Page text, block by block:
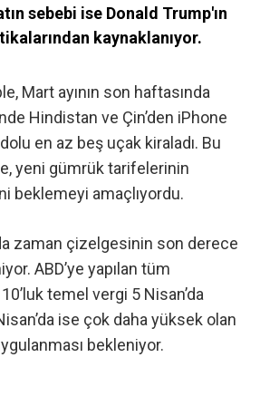
sebebi ise Donald Trump'ın
kaynaklanıyor.
Mart ayının son haftasında
Hindistan ve Çin’den iPhone
en az beş uçak kiraladı. Bu
yeni gümrük tarifelerinin
beklemeyi amaçlıyordu.
zaman çizelgesinin son derece
ABD’ye yapılan tüm
temel vergi 5 Nisan’da
ise çok daha yüksek olan
bekleniyor.